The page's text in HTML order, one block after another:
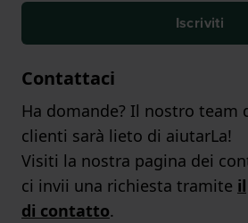
Iscriviti
Contattaci
Ha domande? Il nostro team
clienti sarà lieto di aiutarLa!
Visiti la nostra pagina dei
ci invii una richiesta tramite il
di contatto.